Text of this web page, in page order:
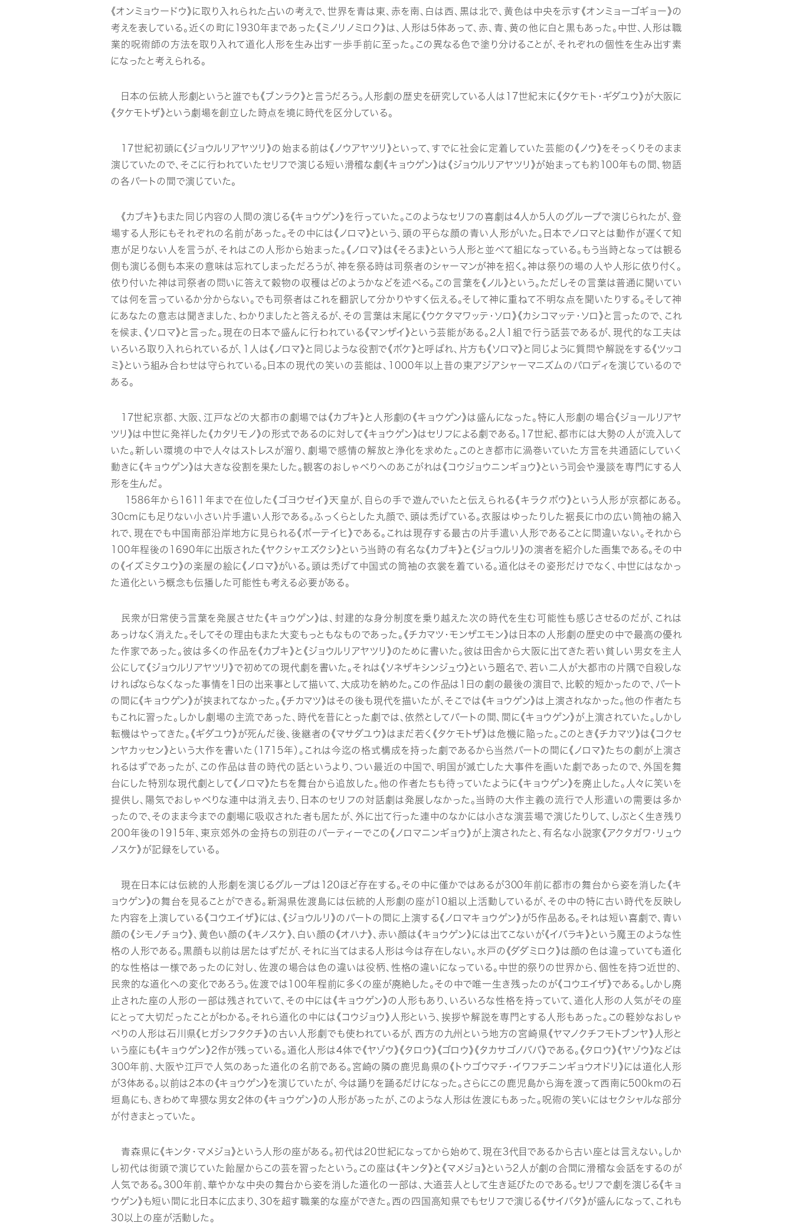
《オンミョウードウ》に取り入れられた占いの考えで、世界を青は東、赤を南、白は西、黒は北で、黄色は中央を示す《オンミョーゴギョー》の
考えを表している。近くの町に1930年まであった《ミノリノミロク》は、人形は5体あって、赤、青、黄の他に白と黒もあった。中世、人形は職
業的呪術師の方法を取り入れて道化人形を生み出す一歩手前に至った。この異なる色で塗り分けることが、それぞれの個性を生み出す素
になったと考えられる。
日本の伝統人形劇というと誰でも《ブンラク》と言うだろう。人形劇の歴史を研究している人は17世紀末に《タケモト・ギダユウ》が大阪に
《タケモトザ》という劇場を創立した時点を境に時代を区分している。
17世紀初頭に《ジョウルリアヤツリ》の始まる前は《ノウアヤツリ》といって、すでに社会に定着していた芸能の《ノウ》をそっくりそのまま
演じていたので、そこに行われていたセリフで演じる短い滑稽な劇《キョウゲン》は《ジョウルリアヤツリ》が始まっても約100年もの間、物語
の各パートの間で演じていた。
《カブキ》もまた同じ内容の人間の演じる《キョウゲン》を行っていた。このようなセリフの喜劇は4人か5人のグループで演じられたが、登
場する人形にもそれぞれの名前があった。その中には《ノロマ》という、頭の平らな顔の青い人形がいた。日本でノロマとは動作が遅くて知
恵が足りない人を言うが、それはこの人形から始まった。《ノロマ》は《そろま》という人形と並べて組になっている。もう当時となっては観る
側も演じる側も本来の意味は忘れてしまっただろうが、神を祭る時は司祭者のシャーマンが神を招く。神は祭りの場の人や人形に依り付く。
依り付いた神は司祭者の問いに答えて穀物の収穫はどのようかなどを述べる。この言葉を《ノル》という。ただしその言葉は普通に聞いてい
ては何を言っているか分からない。でも司祭者はこれを翻訳して分かりやすく伝える。そして神に重ねて不明な点を聞いたりする。そして神
にあなたの意志は聞きました、わかりましたと答えるが、その言葉は末尾に《ウケタマワッテ・ソロ》《カシコマッテ・ソロ》と言ったので、これ
を候ま、《ソロマ》と言った。現在の日本で盛んに行われている《マンザイ》という芸能がある。2人1組で行う話芸であるが、現代的な工夫は
いろいろ取り入れられているが、1人は《ノロマ》と同じような役割で《ボケ》と呼ばれ、片方も《ソロマ》と同じように質問や解説をする《ツッコ
ミ》という組み合わせは守られている。日本の現代の笑いの芸能は、1000年以上昔の東アジアシャーマニズムのパロディを演じているので
ある。
17世紀京都、大阪、江戸などの大都市の劇場では《カブキ》と人形劇の《キョウゲン》は盛んになった。特に人形劇の場合《ジョールリアヤ
ツリ》は中世に発祥した《カタリモノ》の形式であるのに対して《キョウゲン》はセリフによる劇である。17世紀、都市には大勢の人が流入して
いた。新しい環境の中で人々はストレスが溜り、劇場で感情の解放と浄化を求めた。このとき都市に渦巻いていた方言を共通語にしていく
動きに《キョウゲン》は大きな役割を果たした。観客のおしゃべりへのあこがれは《コウジョウニンギョウ》という司会や漫談を専門にする人
形を生んだ。
1586年から1611年まで在位した《ゴヨウゼイ》天皇が、自らの手で遊んでいたと伝えられる《キラクボウ》という人形が京都にある。
30cmにも足りない小さい片手遣い人形である。ふっくらとした丸顔で、頭は禿げている。衣服はゆったりした裾長に巾の広い筒袖の綿入
れで、現在でも中国南部沿岸地方に見られる《ポーテイヒ》である。これは現存する最古の片手遣い人形であることに間違いない。それから
100年程後の1690年に出版された《ヤクシャエズクシ》という当時の有名な《カブキ》と《ジョウルリ》の演者を紹介した画集である。その中
の《イズミタユウ》の楽屋の絵に《ノロマ》がいる。頭は禿げて中国式の筒袖の衣裳を着ている。道化はその姿形だけでなく、中世にはなかっ
た道化という概念も伝播した可能性も考える必要がある。
民衆が日常使う言葉を発展させた《キョウゲン》は、封建的な身分制度を乗り越えた次の時代を生む可能性も感じさせるのだが、これは
あっけなく消えた。そしてその理由もまた大変もっともなものであった。《チカマツ・モンザエモン》は日本の人形劇の歴史の中で最高の優れ
た作家であった。彼は多くの作品を《カブキ》と《ジョウルリアヤツリ》のために書いた。彼は田舎から大阪に出てきた若い貧しい男女を主人
公にして《ジョウルリアヤツリ》で初めての現代劇を書いた。それは《ソネザキシンジュウ》という題名で、若い二人が大都市の片隅で自殺しな
ければならなくなった事情を1日の出来事として描いて、大成功を納めた。この作品は1日の劇の最後の演目で、比較的短かったので、パート
の間に《キョウゲン》が挟まれてなかった。《チカマツ》はその後も現代を描いたが、そこでは《キョウゲン》は上演されなかった。他の作者たち
もこれに習った。しかし劇場の主流であった、時代を昔にとった劇では、依然としてパートの間、間に《キョウゲン》が上演されていた。しかし
転機はやってきた。《ギダユウ》が死んだ後、後継者の《マサダユウ》はまだ若く《タケモトザ》は危機に陥った。このとき《チカマツ》は《コクセ
ンヤカッセン》という大作を書いた（1715年）。これは今迄の格式構成を持った劇であるから当然パートの間に《ノロマ》たちの劇が上演さ
れるはずであったが、この作品は昔の時代の話というより、つい最近の中国で、明国が滅亡した大事件を画いた劇であったので、外国を舞
台にした特別な現代劇として《ノロマ》たちを舞台から追放した。他の作者たちも待っていたように《キョウゲン》を廃止した。人々に笑いを
提供し、陽気でおしゃべりな連中は消え去り、日本のセリフの対話劇は発展しなかった。当時の大作主義の流行で人形遣いの需要は多か
ったので、そのまま今までの劇場に吸収された者も居たが、外に出て行った連中のなかには小さな演芸場で演じたりして、しぶとく生き残り
200年後の1915年、東京郊外の金持ちの別荘のパーティーでこの《ノロマニンギョウ》が上演されたと、有名な小説家《アクタガワ・リュウ
ノスケ》が記録をしている。
現在日本には伝統的人形劇を演じるグループは120ほど存在する。その中に僅かではあるが300年前に都市の舞台から姿を消した《キ
ョウゲン》の舞台を見ることができる。新潟県佐渡島には伝統的人形劇の座が10組以上活動しているが、その中の特に古い時代を反映し
た内容を上演している《コウエイザ》には、《ジョウルリ》のパートの間に上演する《ノロマキョウゲン》が5作品ある。それは短い喜劇で、青い
顔の《シモノチョウ》、黄色い顔の《キノスケ》、白い顔の《オハナ》、赤い顔は《キョウゲン》には出てこないが《イバラキ》という魔王のような性
格の人形である。黒顔も以前は居たはずだが、それに当てはまる人形は今は存在しない。水戸の《ダダミロク》は顔の色は違っていても道化
的な性格は一様であったのに対し、佐渡の場合は色の違いは役柄、性格の違いになっている。中世的祭りの世界から、個性を持つ近世的、
民衆的な道化への変化であろう。佐渡では100年程前に多くの座が廃絶した。その中で唯一生き残ったのが《コウエイザ》である。しかし廃
止された座の人形の一部は残されていて、その中には《キョウゲン》の人形もあり、いろいろな性格を持っていて、道化人形の人気がその座
にとって大切だったことがわかる。それら道化の中には《コウジョウ》人形という、挨拶や解説を専門とする人形もあった。この軽妙なおしゃ
べりの人形は石川県《ヒガシフタクチ》の古い人形劇でも使われているが、西方の九州という地方の宮崎県《ヤマノクチフモトブンヤ》人形と
いう座にも《キョウゲン》2作が残っている。道化人形は4体で《ヤゾウ》《タロウ》《ゴロウ》《タカサゴノババ》である。《タロウ》《ヤゾウ》などは
300年前、大阪や江戸で人気のあった道化の名前である。宮崎の隣の鹿児島県の《トウゴウマチ・イワフチニンギョウオドリ》には道化人形
が3体ある。以前は2本の《キョウゲン》を演じていたが、今は踊りを踊るだけになった。さらにこの鹿児島から海を渡って西南に500kmの石
垣島にも、きわめて卑猥な男女2体の《キョウゲン》の人形があったが、このような人形は佐渡にもあった。呪術の笑いにはセクシャルな部分
が付きまとっていた。
青森県に《キンタ・マメジョ》という人形の座がある。初代は20世紀になってから始めて、現在3代目であるから古い座とは言えない。しか
し初代は街頭で演じていた飴屋からこの芸を習ったという。この座は《キンタ》と《マメジョ》という2人が劇の合間に滑稽な会話をするのが
人気である。300年前、華やかな中央の舞台から姿を消した道化の一部は、大道芸人として生き延びたのである。セリフで劇を演じる《キョ
ウゲン》も短い間に北日本に広まり、30を超す職業的な座ができた。西の四国高知県でもセリフで演じる《サイバタ》が盛んになって、これも
30以上の座が活動した。